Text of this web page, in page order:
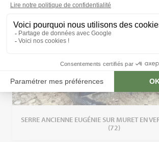
SERRE ANCIENNE EUGÉNIE SUR MURET EN
(72)